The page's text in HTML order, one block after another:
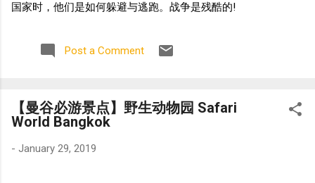
国家时，他们是如何躲避与逃跑。战争是残酷的!
Post a Comment
【曼谷必游景点】野生动物园 Safari
World Bangkok
- January 29, 2019